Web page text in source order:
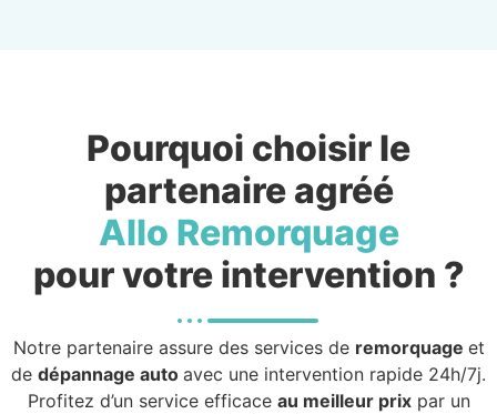
Pourquoi choisir le
partenaire agréé
Allo Remorquage
pour votre intervention ?
Notre partenaire assure des services de remorquage et
de dépannage auto avec une intervention rapide 24h/7j.
Profitez d’un service efficace au meilleur prixpar un